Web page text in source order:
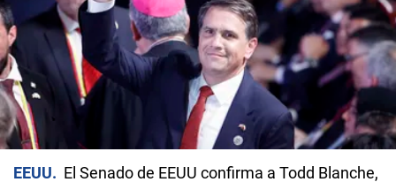
EEUU
El Senado de EEUU confirma a Todd Blanche,